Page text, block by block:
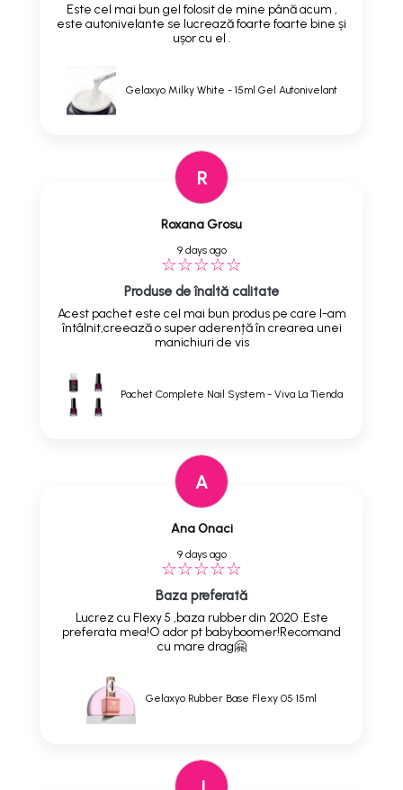
Este cel mai bun gel folosit de mine până acum ,
este autonivelante se lucrează foarte foarte bine și
ușor cu el .
Gelaxyo Milky White - 15ml Gel Autonivelant
R
Roxana Grosu
9 days ago
Produse de înaltă calitate
Acest pachet este cel mai bun produs pe care l-am
întâlnit,creează o super aderență în crearea unei
manichiuri de vis
Pachet Complete Nail System - Viva La Tienda
A
Ana Onaci
9 days ago
Baza preferată
Lucrez cu Flexy 5 ,baza rubber din 2020 .Este
preferata mea!O ador pt babyboomer!Recomand
cu mare drag🤗
Gelaxyo Rubber Base Flexy 05 15ml